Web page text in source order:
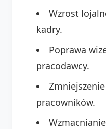
Wzrost
kadry.
Poprawa
pracodawcy.
pracowników.